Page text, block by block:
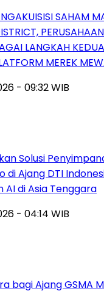
SAHAM
LANGKAH
MEREK
- 09:32 WIB
Solusi
di Ajang DTI
AI di Asia Tenggara
- 04:14 WIB
bagi Ajang GSMA